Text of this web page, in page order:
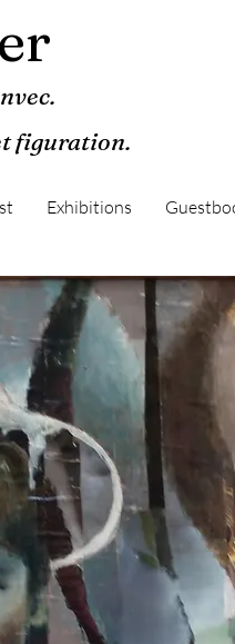
figuration.
Exhibitions